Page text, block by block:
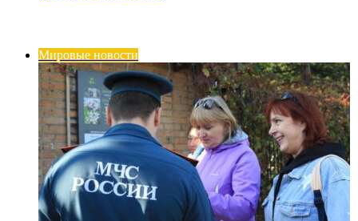
Мировые новости